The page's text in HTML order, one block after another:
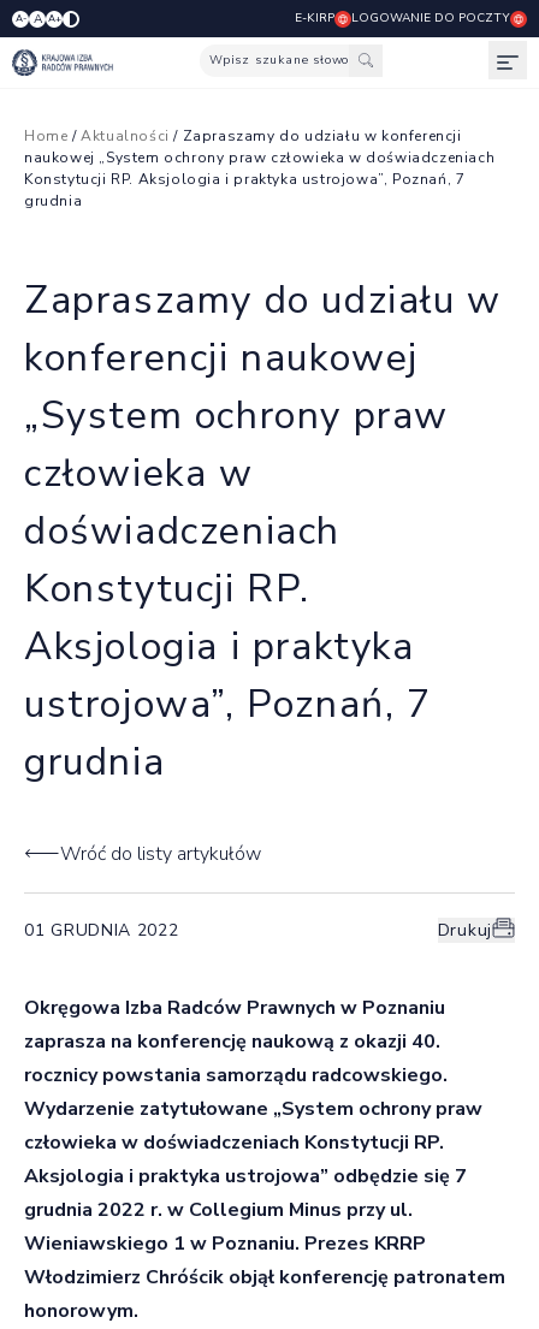
A- A A+ E-KIRP LOGOWANIE DO POCZTY
Wpisz szukane słowo
Home /Aktualności / Zapraszamy do udziału w konferencji
naukowej „System ochrony praw człowieka w doświadczeniach
Konstytucji RP. Aksjologia i praktyka ustrojowa”, Poznań, 7
grudnia
Zapraszamy do udziału w
konferencji naukowej
„System ochrony praw
człowieka w
doświadczeniach
Konstytucji RP.
Aksjologia i praktyka
ustrojowa”, Poznań, 7
grudnia
Wróć do listy artykułów
01 GRUDNIA 2022 Drukuj
Okręgowa Izba Radców Prawnych w Poznaniu
zaprasza na konferencję naukową z okazji 40.
rocznicy powstania samorządu radcowskiego.
Wydarzenie zatytułowane „System ochrony praw
człowieka w doświadczeniach Konstytucji RP.
Aksjologia i praktyka ustrojowa” odbędzie się 7
grudnia 2022 r. w Collegium Minus przy ul.
Wieniawskiego 1 w Poznaniu. Prezes KRRP
Włodzimierz Chróścik objął konferencję patronatem
honorowym.